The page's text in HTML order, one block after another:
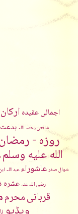
اجمالی عقیدہ
شافعی رحمہ اللہ بدعت
روزہ -
الله عليه وسلم
شوالصفرعاشوراء عبداللہ
رضی اللہ عنہ عشرہ
قربانیمحرم